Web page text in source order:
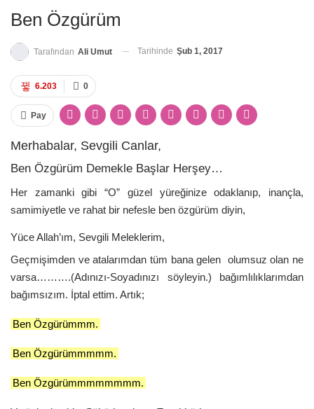
Ben Özgürüm
Tarafından Ali Umut Tarihinde Şub 1, 2017
0
6.203
Pay
Merhabalar, Sevgili Canlar,
Ben Özgürüm Demekle Başlar Herşey…
Her zamanki gibi “O” güzel yüreğinize odaklanıp, inançla,
samimiyetle ve rahat bir nefesle ben özgürüm diyin,
Yüce Allah’ım, Sevgili Meleklerim,
Geçmişimden ve atalarımdan tüm bana gelen olumsuz olan ne
varsa……….(Adınızı-Soyadınızı söyleyin.) bağımlılıklarımdan
bağımsızım. İptal ettim. Artık;
Ben Özgürümmm.
Ben Özgürümmmmm.
Ben Özgürümmmmmmmm.